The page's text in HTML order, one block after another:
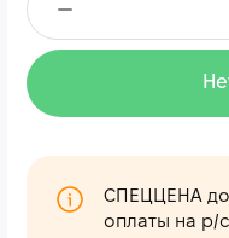
СПЕЦЦЕНА
оплаты на р/